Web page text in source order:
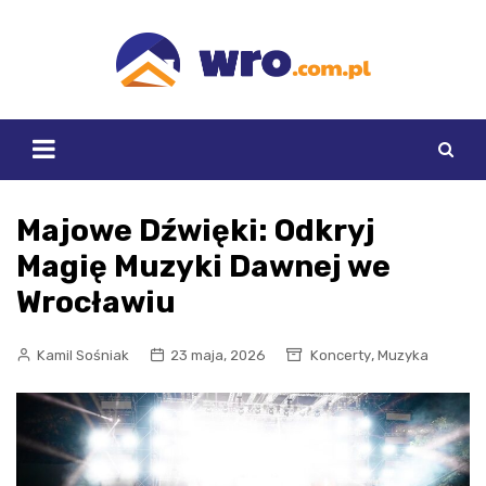
Majowe Dźwięki: Odkryj
Magię Muzyki Dawnej we
Wrocławiu
Kamil Sośniak 23 maja, 2026 Koncerty, Muzyka